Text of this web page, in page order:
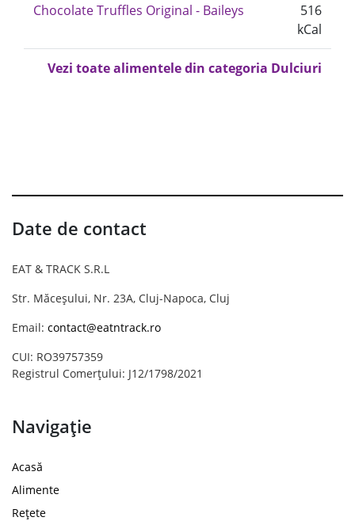
Chocolate Truffles Original - Baileys
516
kCal
Vezi toate alimentele din categoria Dulciuri
Date de contact
EAT & TRACK S.R.L
Str. Măceșului, Nr. 23A, Cluj-Napoca, Cluj
Email: contact@eatntrack.ro
CUI: RO39757359
Registrul Comerțului: J12/1798/2021
Navigație
Acasă
Alimente
Rețete